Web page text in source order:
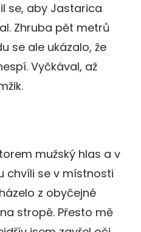
se, aby Jastarica
Zhruba pět metrů
se ale ukázalo, že
Vyčkával, až
mužský hlas a v
chvíli se v místnosti
z obyčejné
stropě. Přesto mě